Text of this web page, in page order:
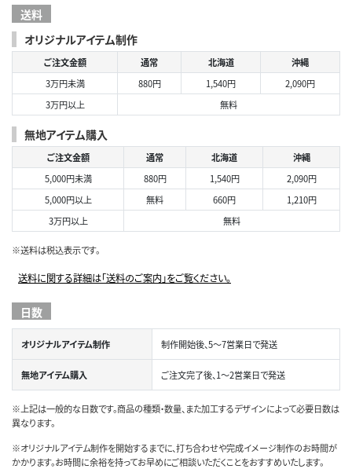
送料
オリジナルアイテム制作
ご注文金額 通常 北海道
沖縄
3万円未満
880円 1,540円
2,090円
3万円以上
無料
無地アイテム購入
ご注文金額 通常 北海道
沖縄
5,000円未満
880円 1,540円
2,090円
5,000円以上
無料 660円
1,210円
3万円以上
無料
※送料は税込表示です。
送料に関する詳細は「送料のご案内」をご覧ください。
日数
オリジナルアイテム制作 制作開始後、5～7営業日で発送
無地アイテム購入 ご注文完了後、1～2営業日で発送
※上記は一般的な日数です。商品の種類・数量、また加工するデザインによって必要日数は
異なります。
※オリジナルアイテム制作を開始するまでに、打ち合わせや完成イメージ制作のお時間が
かかります。お時間に余裕を持ってお早めにご相談いただくことをおすすめいたします。